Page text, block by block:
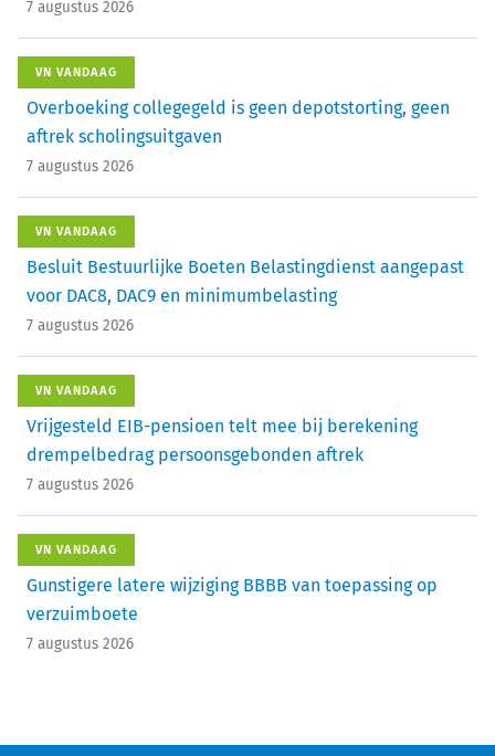
7 augustus 2026
VN VANDAAG
Overboeking collegegeld is geen depotstorting, geen
aftrek scholingsuitgaven
7 augustus 2026
VN VANDAAG
Besluit Bestuurlijke Boeten Belastingdienst aangepast
voor DAC8, DAC9 en minimumbelasting
7 augustus 2026
VN VANDAAG
Vrijgesteld EIB-pensioen telt mee bij berekening
drempelbedrag persoonsgebonden aftrek
7 augustus 2026
VN VANDAAG
Gunstigere latere wijziging BBBB van toepassing op
verzuimboete
7 augustus 2026